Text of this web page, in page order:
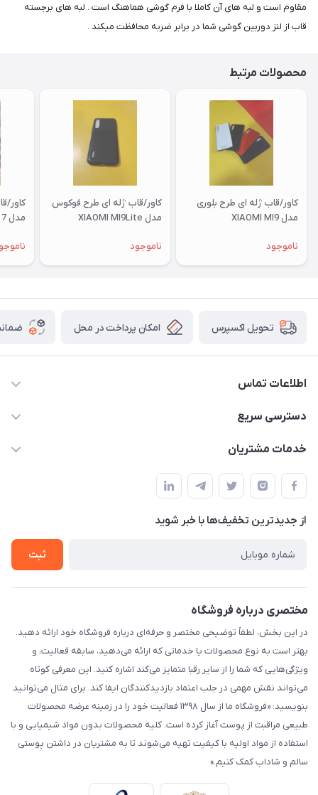
مقاوم است و لبه های آن کاملا با فرم گوشی هماهنگ است . لبه های برجسته
قاب از لنز دوربین گوشی شما در برابر ضربه محافظت میکند .
محصولات مرتبط
کاور/قاب ژله ای طرح بلوری
مدل XIAOMI MI9
ناموجود
کاور/قاب ژله ای طرح فوکوس
مدل XIAOMI MI9Lite
ناموجود
کاور/
مدل XIAOMI RM 7
تحویل اکسپرس امکان پرداخت در محل
اطلاعات تماس
09332394024-09120346631
دسترسی سریع
حساب کاربری
لیست محصولات
درباره ما
خدمات مشتریان
قوانین و مقررات
حریم خصوصی
راهنما
از جدید‌ترین تخفیف‌ها با‌ خبر شوید
ثبت
مختصری درباره فروشگاه
در این بخش، لطفاً توضیحی مختصر و حرفه‌ای درباره فروشگاه خود ارائه دهید.
بهتر است به نوع محصولات یا خدماتی که ارائه می‌دهید، سابقه فعالیت، و
ویژگی‌هایی که شما را از سایر رقبا متمایز می‌کند اشاره کنید. این معرفی کوتاه
می‌تواند نقش مهمی در جلب اعتماد بازدیدکنندگان ایفا کند. برای مثال می‌توانید
بنویسید: «فروشگاه ما از سال ۱۳۹۸ فعالیت خود را در زمینه عرضه محصولات
طبیعی مراقبت از پوست آغاز کرده است. کلیه محصولات بدون مواد شیمیایی و با
استفاده از مواد اولیه با کیفیت تهیه می‌شوند تا به مشتریان در داشتن پوستی
سالم و شاداب کمک کنیم.»